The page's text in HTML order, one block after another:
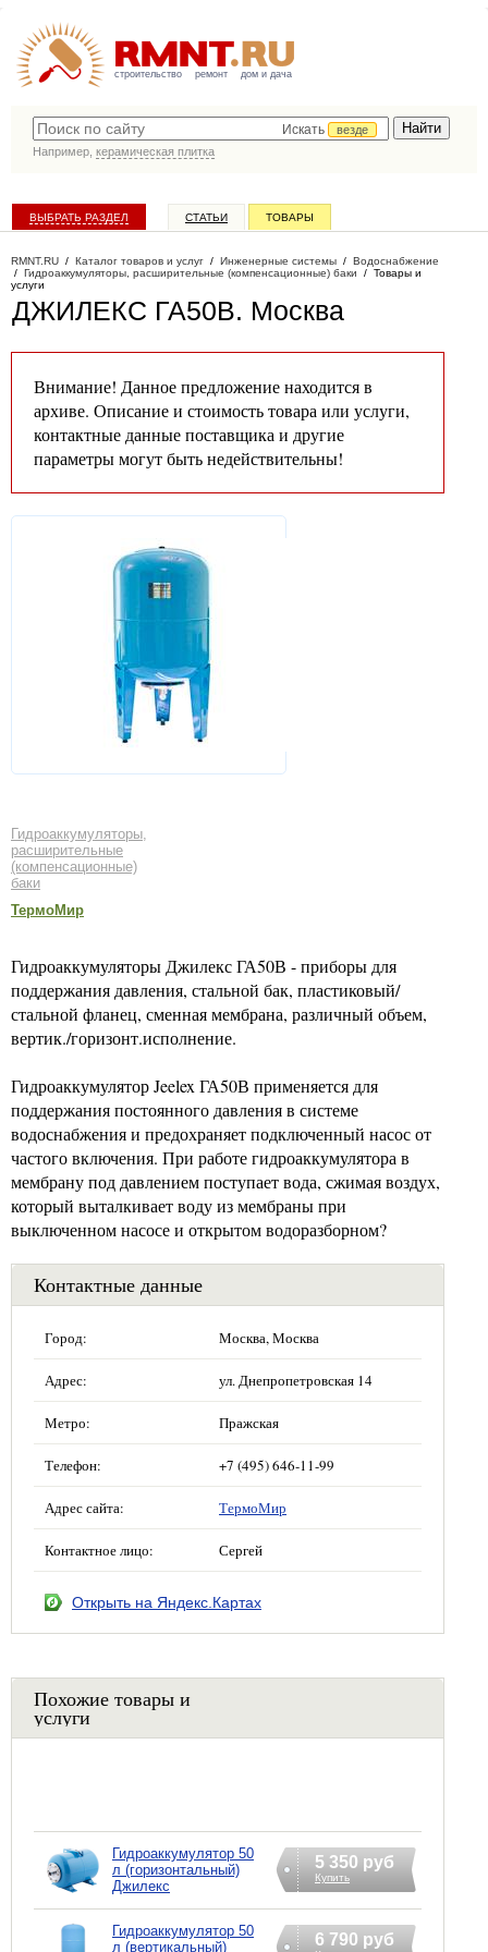
строительство ремонт дом и дача
Искать
везде
Например, керамическая плитка
ВЫБРАТЬ РАЗДЕЛ СТАТЬИ ТОВАРЫ
RMNT.RU / Каталог товаров и услуг / Инженерные системы / Водоснабжение
/ Гидроаккумуляторы, расширительные (компенсационные) баки / Товары и
услуги
ДЖИЛЕКС ГА50В. Москва
Внимание! Данное предложение находится в
архиве. Описание и стоимость товара или услуги,
контактные данные поставщика и другие
параметры могут быть недействительны!
Гидроаккумуляторы,
расширительные
(компенсационные)
баки
ТермоМир
Гидроаккумуляторы Джилекс ГА50В - приборы для
поддержания давления, стальной бак, пластиковый/
стальной фланец, сменная мембрана, различный объем,
вертик./горизонт.исполнение.
Гидроаккумулятор Jeelex ГА50В применяется для
поддержания постоянного давления в системе
водоснабжения и предохраняет подключенный насос от
частого включения. При работе гидроаккумулятора в
мембрану под давлением поступает вода, сжимая воздух,
который выталкивает воду из мембраны при
выключенном насосе и открытом водоразборном?
Контактные данные
Город: Москва, Москва
Адрес: ул. Днепропетровская 14
Метро: Пражская
Телефон: +7 (495) 646-11-99
Адрес сайта: ТермоМир
Контактное лицо: Сергей
Открыть на Яндекс.Картах
Похожие товары и
услуги
Гидроаккумулятор 50
л (горизонтальный)
Джилекс
5 350 руб
Купить
Гидроаккумулятор 50
л (вертикальный)
6 790 руб